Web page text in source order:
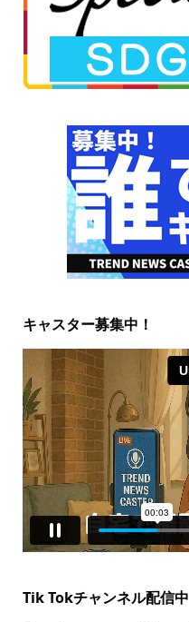
キャスター募集中！
Tik Tokチャンネル配信中